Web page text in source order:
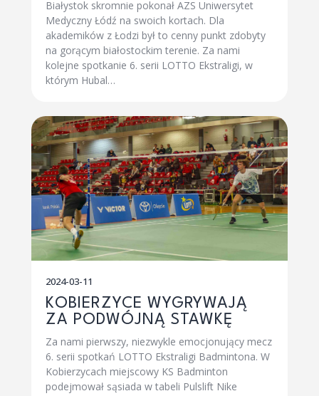
Białystok skromnie pokonał AZS Uniwersytet
Medyczny Łódź na swoich kortach. Dla
akademików z Łodzi był to cenny punkt zdobyty
na gorącym białostockim terenie. Za nami
kolejne spotkanie 6. serii LOTTO Ekstraligi, w
którym Hubal…
2024-03-11
KOBIERZYCE WYGRYWAJĄ
ZA PODWÓJNĄ STAWKĘ
Za nami pierwszy, niezwykle emocjonujący mecz
6. serii spotkań LOTTO Ekstraligi Badmintona. W
Kobierzycach miejscowy KS Badminton
podejmował sąsiada w tabeli Pulslift Nike